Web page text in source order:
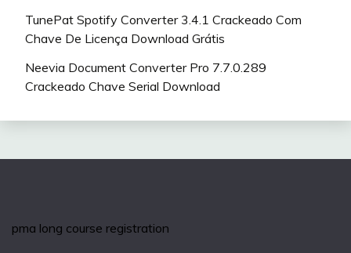
TunePat Spotify Converter 3.4.1 Crackeado Com
Chave De Licença Download Grátis
Neevia Document Converter Pro 7.7.0.289
Crackeado Chave Serial Download
pma long course registration